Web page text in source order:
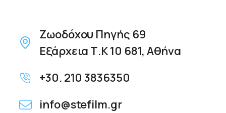
Ζωοδόχου Πηγής 69
Εξάρχεια Τ.Κ 10 681, Αθήνα
+30. 210 3836350
info@stefilm.gr